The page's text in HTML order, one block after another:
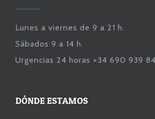
Lunes a viernes de 9 a 21 h.
Sábados 9 a 14 h.
Urgencias 24 horas +34 690 939
DÓNDE ESTAMOS